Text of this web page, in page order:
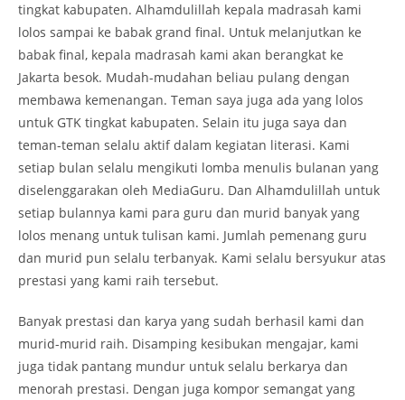
tingkat kabupaten. Alhamdulillah kepala madrasah kami
lolos sampai ke babak grand final. Untuk melanjutkan ke
babak final, kepala madrasah kami akan berangkat ke
Jakarta besok. Mudah-mudahan beliau pulang dengan
membawa kemenangan. Teman saya juga ada yang lolos
untuk GTK tingkat kabupaten. Selain itu juga saya dan
teman-teman selalu aktif dalam kegiatan literasi. Kami
setiap bulan selalu mengikuti lomba menulis bulanan yang
diselenggarakan oleh MediaGuru. Dan Alhamdulillah untuk
setiap bulannya kami para guru dan murid banyak yang
lolos menang untuk tulisan kami. Jumlah pemenang guru
dan murid pun selalu terbanyak. Kami selalu bersyukur atas
prestasi yang kami raih tersebut.
Banyak prestasi dan karya yang sudah berhasil kami dan
murid-murid raih. Disamping kesibukan mengajar, kami
juga tidak pantang mundur untuk selalu berkarya dan
menorah prestasi. Dengan juga kompor semangat yang